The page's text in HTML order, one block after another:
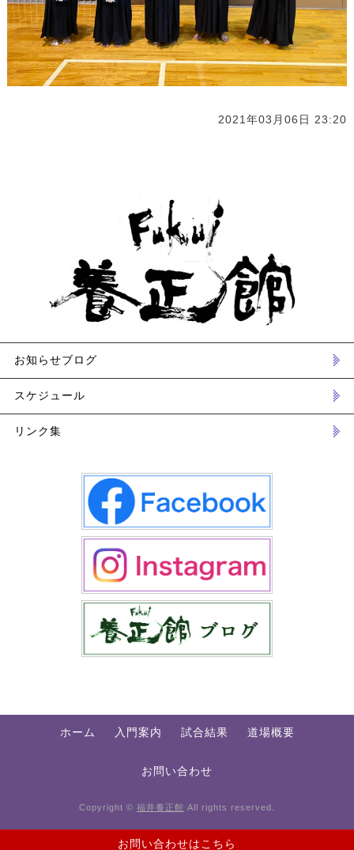
2021年03月06日 23:20
お問い合わせはこちら
お知らせブログ
スケジュール
リンク集
ホーム 入門案内 試合結果 道場概要
お問い合わせ
Copyright © 福井養正館 All rights reserved.